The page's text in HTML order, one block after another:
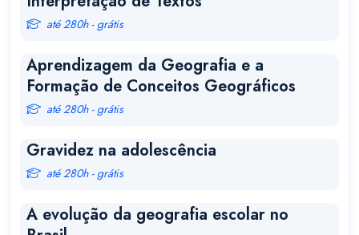
até 280h - grátis
Aprendizagem da Geografia e a
Formação de Conceitos Geográficos
até 280h - grátis
Gravidez na adolescência
até 280h - grátis
A evolução da geografia escolar no